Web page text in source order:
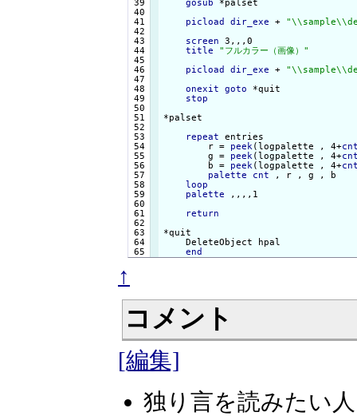
39
40
41
42
43
44
45
46
47
48
49
50
51
52
53
54
55
56
57
58
59
60
61
62
63
64
gosub
*palset
picload
dir_exe +
screen
3,,,0
title
"フルカラー（画像）"
picload
dir_exe +
onexit
goto
*quit
stop
*palset
repeat
entries
        r =
peek(logpalette , 4+
        g =
peek(logpalette , 4+
        b =
peek(logpalette , 4+
palette
cnt
, r , g , b
loop
palette
,,,,1
return
*quit
    DeleteObject hpal
end
↑
コメント
[編集]
独り言を読みたい